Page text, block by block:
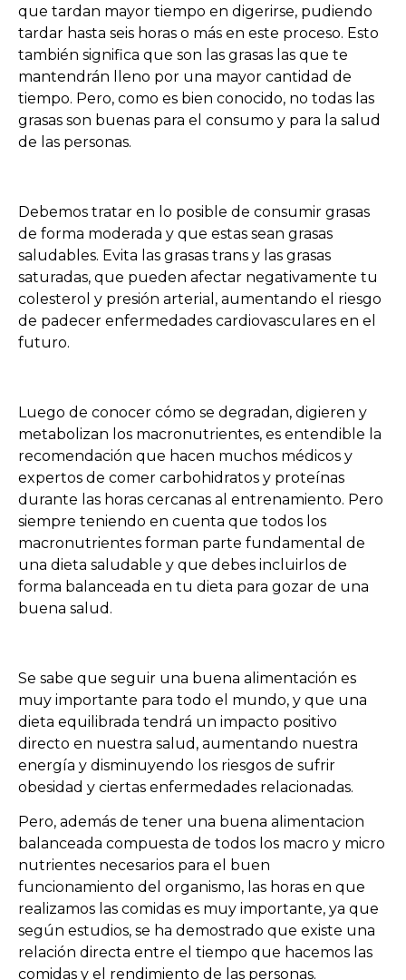
que tardan mayor tiempo en digerirse, pudiendo
tardar hasta seis horas o más en este proceso. Esto
también significa que son las grasas las que te
mantendrán lleno por una mayor cantidad de
tiempo. Pero, como es bien conocido, no todas las
grasas son buenas para el consumo y para la salud
de las personas.
Debemos tratar en lo posible de consumir grasas
de forma moderada y que estas sean grasas
saludables. Evita las grasas trans y las grasas
saturadas, que pueden afectar negativamente tu
colesterol y presión arterial, aumentando el riesgo
de padecer enfermedades cardiovasculares en el
futuro.
Luego de conocer cómo se degradan, digieren y
metabolizan los macronutrientes, es entendible la
recomendación que hacen muchos médicos y
expertos de comer carbohidratos y proteínas
durante las horas cercanas al entrenamiento. Pero
siempre teniendo en cuenta que todos los
macronutrientes forman parte fundamental de
una dieta saludable y que debes incluirlos de
forma balanceada en tu dieta para gozar de una
buena salud.
Se sabe que seguir una buena alimentación es
muy importante para todo el mundo, y que una
dieta equilibrada tendrá un impacto positivo
directo en nuestra salud, aumentando nuestra
energía y disminuyendo los riesgos de sufrir
obesidad y ciertas enfermedades relacionadas.
Pero, además de tener una buena alimentacion
balanceada compuesta de todos los macro y micro
nutrientes necesarios para el buen
funcionamiento del organismo, las horas en que
realizamos las comidas es muy importante, ya que
según estudios, se ha demostrado que existe una
relación directa entre el tiempo que hacemos las
comidas y el rendimiento de las personas.